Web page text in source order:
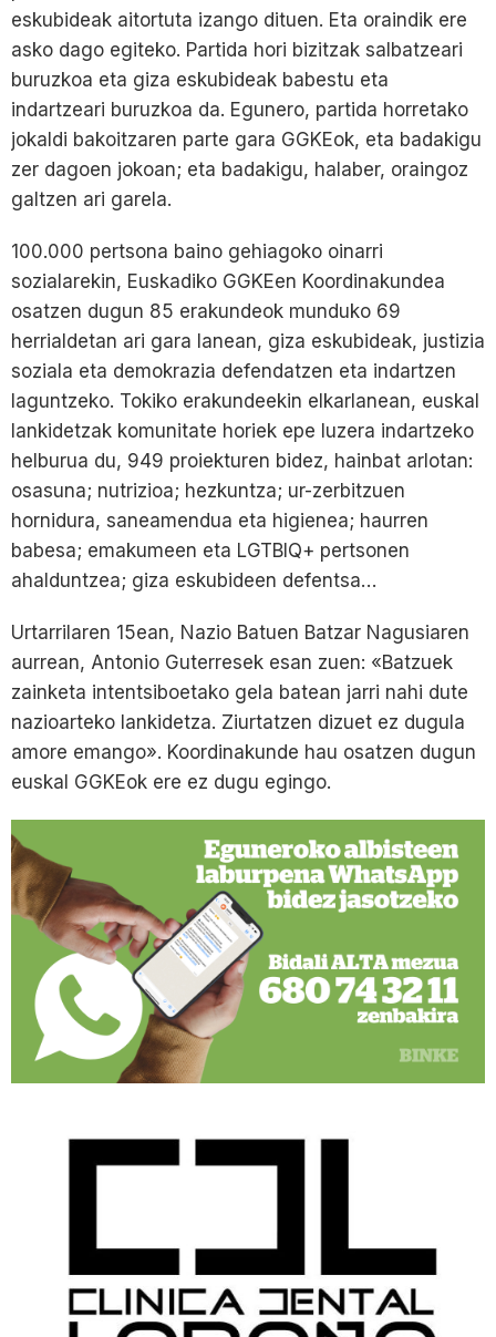
eskubideak aitortuta izango dituen. Eta oraindik ere
asko dago egiteko. Partida hori bizitzak salbatzeari
buruzkoa eta giza eskubideak babestu eta
indartzeari buruzkoa da. Egunero, partida horretako
jokaldi bakoitzaren parte gara GGKEok, eta badakigu
zer dagoen jokoan; eta badakigu, halaber, oraingoz
galtzen ari garela.
100.000 pertsona baino gehiagoko oinarri
sozialarekin, Euskadiko GGKEen Koordinakundea
osatzen dugun 85 erakundeok munduko 69
herrialdetan ari gara lanean, giza eskubideak, justizia
soziala eta demokrazia defendatzen eta indartzen
laguntzeko. Tokiko erakundeekin elkarlanean, euskal
lankidetzak komunitate horiek epe luzera indartzeko
helburua du, 949 proiekturen bidez, hainbat arlotan:
osasuna; nutrizioa; hezkuntza; ur-zerbitzuen
hornidura, saneamendua eta higienea; haurren
babesa; emakumeen eta LGTBIQ+ pertsonen
ahalduntzea; giza eskubideen defentsa…
Urtarrilaren 15ean, Nazio Batuen Batzar Nagusiaren
aurrean, Antonio Guterresek esan zuen: «Batzuek
zainketa intentsiboetako gela batean jarri nahi dute
nazioarteko lankidetza. Ziurtatzen dizuet ez dugula
amore emango». Koordinakunde hau osatzen dugun
euskal GGKEok ere ez dugu egingo.